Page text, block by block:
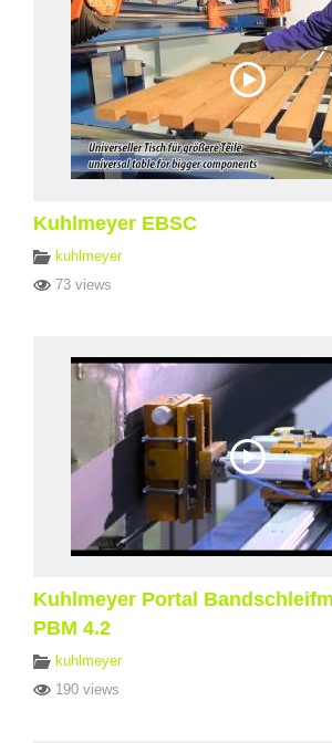
Kuhlmeyer EBSC
kuhlmeyer
73 views
Kuhlmeyer Portal
PBM 4.2
kuhlmeyer
190 views